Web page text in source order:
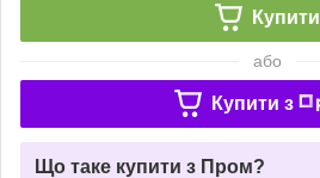
Купити
або
Купити з
Що таке купити з Пром?